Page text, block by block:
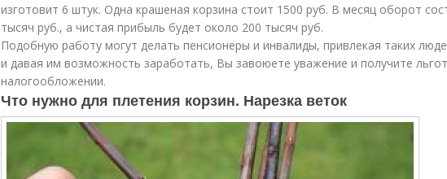
изготовит 6 штук. Одна крашеная корзина стоит 1500 руб. В месяц оборот
тысяч руб., а чистая прибыль будет около 200 тысяч руб.
Подобную работу могут делать пенсионеры и инвалиды, привлекая таких
и давая им возможность заработать, Вы завоюете уважение и получите
налогообложении.
Что нужно для плетения корзин. Нарезка веток